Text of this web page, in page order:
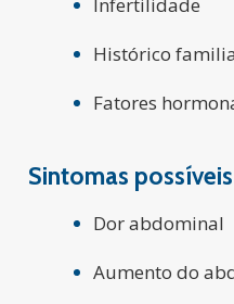
Histórico
Fatores
Sintomas
Dor abdominal
Aumento do